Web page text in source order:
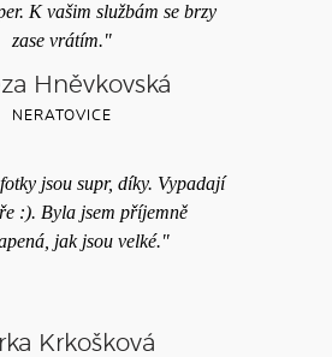
K vašim službám se brzy
zase vrátím."
Hněvkovská
NERATOVICE
jsou supr, díky. Vypadají
:). Byla jsem příjemně
jak jsou velké."
Krkošková